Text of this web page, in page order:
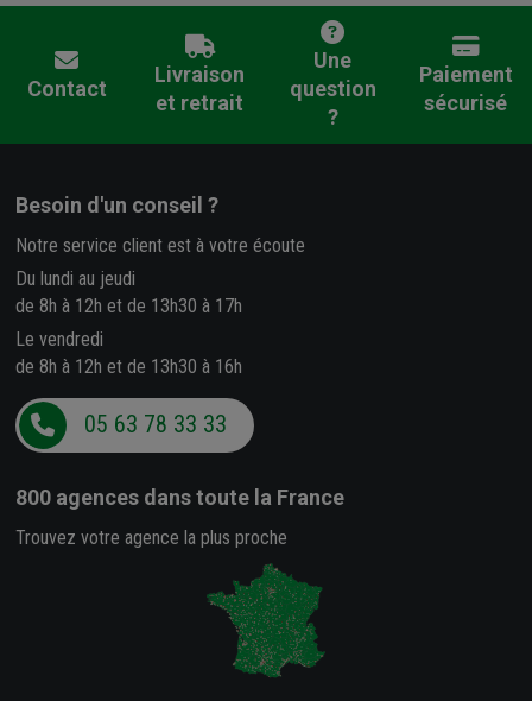
Contact
Livraison
et retrait
Une
question
?
Paiement
sécurisé
Besoin d'un conseil ?
Notre service client est à votre écoute
Du lundi au jeudi
de 8h à 12h et de 13h30 à 17h
Le vendredi
de 8h à 12h et de 13h30 à 16h
05 63 78 33 33
800 agences dans toute la France
Trouvez votre agence la plus proche